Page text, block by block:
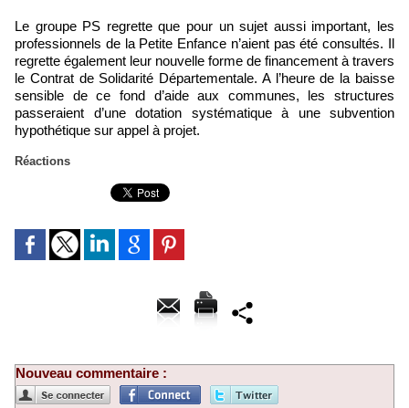
Le groupe PS regrette que pour un sujet aussi important, les
professionnels de la Petite Enfance n’aient pas été consultés. Il
regrette également leur nouvelle forme de financement à travers
le Contrat de Solidarité Départementale. A l’heure de la baisse
sensible de ce fond d’aide aux communes, les structures
passeraient d’une dotation systématique à une subvention
hypothétique sur appel à projet.
Réactions
Nouveau commentaire :